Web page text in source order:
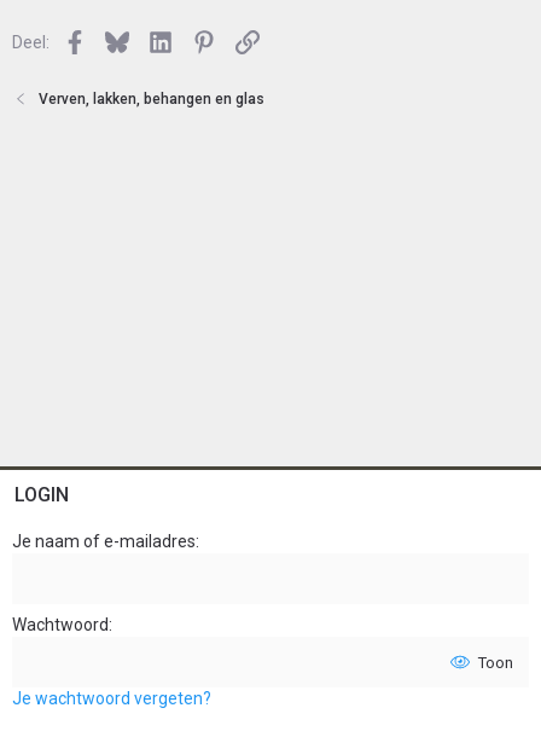
Deel: Facebook
BlueskyLinkedInPinterest
Link
Verven, lakken, behangen en glas
LOGIN
Je naam of e-mailadres
Wachtwoord
Toon
Je wachtwoord vergeten?